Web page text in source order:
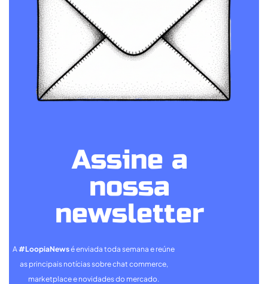
Assine a
nossa
newsletter
A#LoopiaNewsé enviada toda semana e reúne
as principais notícias sobre chat commerce,
marketplace e novidades do mercado.